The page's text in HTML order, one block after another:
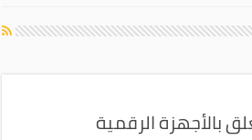
بالأجهزة الرقمية